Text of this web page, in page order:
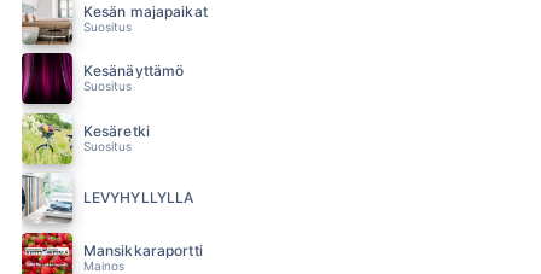
Kesän majapaikat
Suositus
Kesänäyttämö
Suositus
Kesäretki
Suositus
LEVYHYLLYLLÄ
Mansikkaraportti
Mainos